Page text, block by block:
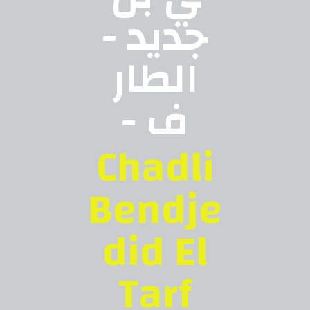
جديد -
الطار
ف -
Chadli
Bendje
did El
Tarf